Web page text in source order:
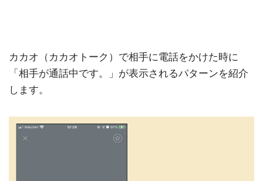
カカオ（カカオトーク）で相手に電話をかけた時に
「相手が通話中です。」が表示されるパターンを紹介
します。